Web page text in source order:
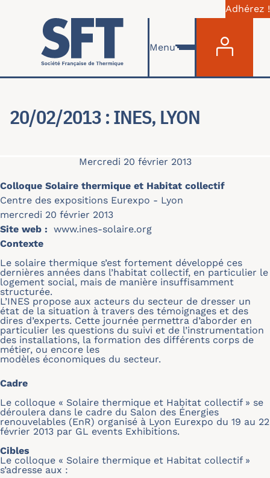
Aller au contenu principal
Adhérez !
Menu
20/02/2013 : INES, LYON
Mercredi 20 février 2013
Colloque Solaire thermique et Habitat collectif
Centre des expositions Eurexpo - Lyon
mercredi 20 février 2013
Site web : www.ines-solaire.org
Contexte
Le solaire thermique s’est fortement développé ces
dernières années dans l’habitat collectif, en particulier le
logement social, mais de manière insuffisamment
structurée.
L’INES propose aux acteurs du secteur de dresser un
état de la situation à travers des témoignages et des
dires d’experts. Cette journée permettra d’aborder en
particulier les questions du suivi et de l’instrumentation
des installations, la formation des différents corps de
métier, ou encore les
modèles économiques du secteur.
Cadre
Le colloque « Solaire thermique et Habitat collectif » se
déroulera dans le cadre du Salon des Énergies
renouvelables (EnR) organisé à Lyon Eurexpo du 19 au 22
février 2013 par GL events Exhibitions.
Cibles
Le colloque « Solaire thermique et Habitat collectif »
s’adresse aux :